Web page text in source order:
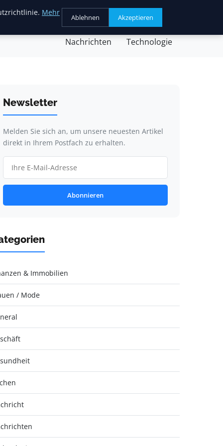
Gesundheit Kochen Nachricht
Nachrichten Technologie
Newsletter
Melden Sie sich an, um unsere neuesten Artikel
direkt in Ihrem Postfach zu erhalten.
Abonnieren
& Immobilien
/ Mode
Mehr
Ablehnen Akzeptieren